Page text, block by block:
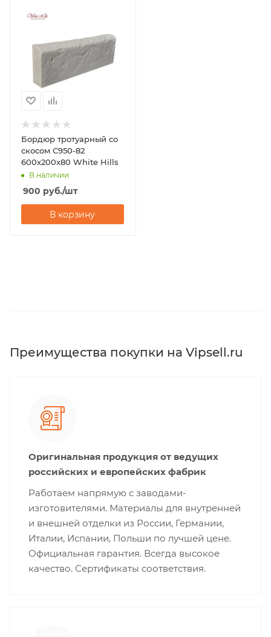
Бордюр тротуарный со
скосом С950-82
600x200x80 White Hills
В наличии
900 руб./шт
В корзину
Преимущества покупки на Vipsell.ru
Оригинальная продукция от ведущих
российских и европейских фабрик
Работаем напрямую с заводами-
изготовителями. Материалы для внутренней
и внешней отделки из России, Германии,
Италии, Испании, Польши по лучшей цене.
Официальная гарантия. Всегда высокое
качество. Сертификаты соответствия.